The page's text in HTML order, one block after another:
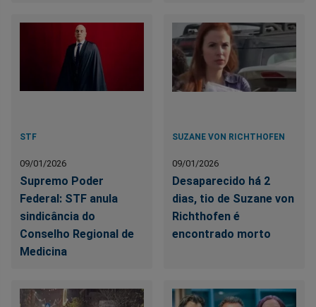
STF
09/01/2026
Supremo Poder
Federal: STF anula
sindicância do
Conselho Regional de
Medicina
SUZANE VON RICHTHOFEN
09/01/2026
Desaparecido há 2
dias, tio de Suzane von
Richthofen é
encontrado morto